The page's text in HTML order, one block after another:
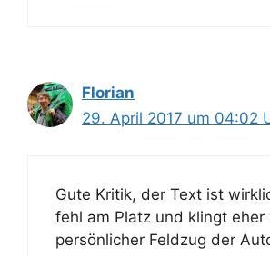
Florian
29. April 2017 um 04:02
Gute Kritik, der Text ist
fehl am Platz und klingt eher
persönlicher Feldzug der